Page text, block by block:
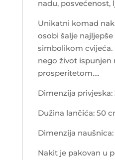
nadu, posvećenost,
Unikatni komad
osobi šalje
simbolikom cvijeća.
nego život ispunjen
prosperitetom….
Dimenzija privjeska:
Dužina lančića: 50
Dimenzija naušnica:
Nakit je pakovan u